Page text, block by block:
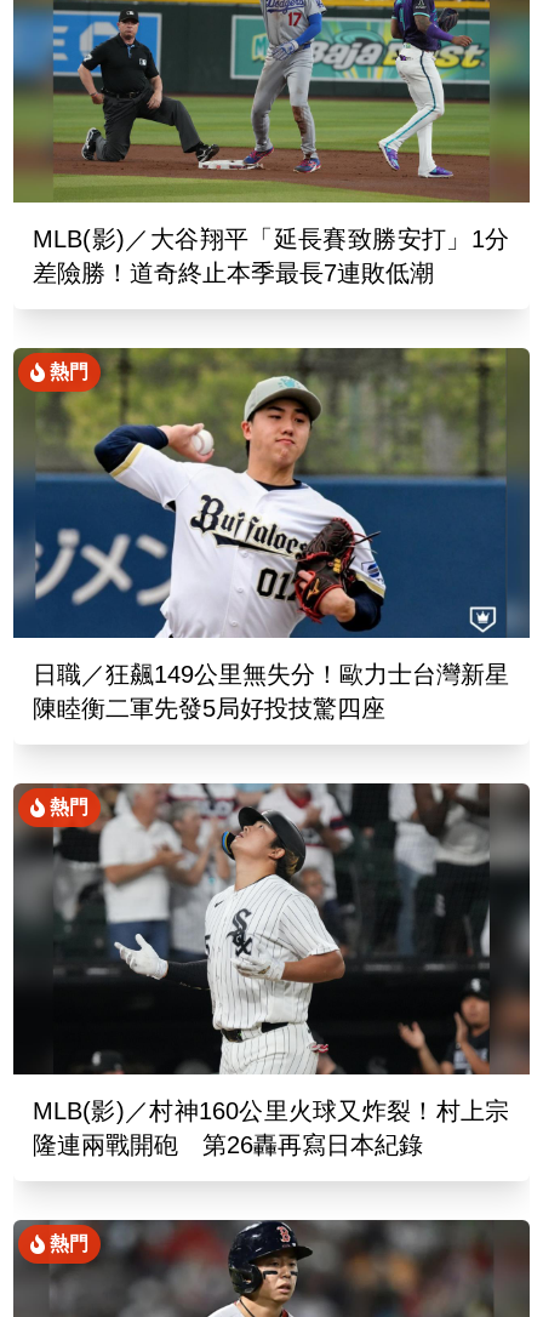
MLB(影)／大谷翔平「延長賽致勝安打」1分
差險勝！道奇終止本季最長7連敗低潮
熱門
日職／狂飆149公里無失分！歐力士台灣新星
陳睦衡二軍先發5局好投技驚四座
熱門
MLB(影)／村神160公里火球又炸裂！村上宗
隆連兩戰開砲 第26轟再寫日本紀錄
熱門